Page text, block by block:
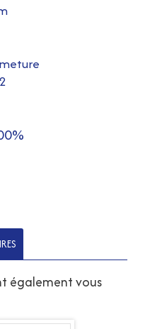
également vous